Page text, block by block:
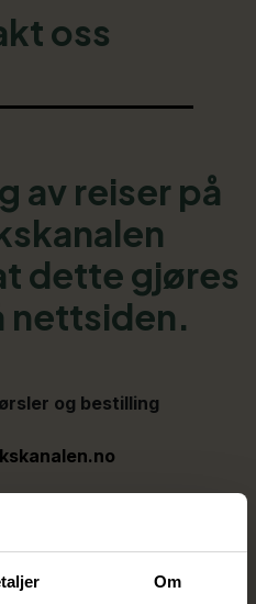
Om
oss
av reiser på
dette gjøres
nettsiden.
og bestilling
med reiseplanlegging,